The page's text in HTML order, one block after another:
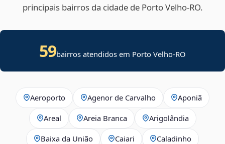
principais bairros da cidade de Porto Velho‑RO.
59bairros atendidos em Porto Velho-RO
Aeroporto Agenor de Carvalho Aponiã
Areal Areia Branca Arigolândia
Baixa da União Caiari Caladinho